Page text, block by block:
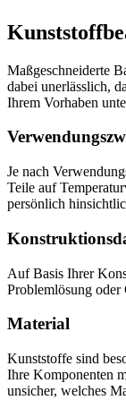
Maßgeschneiderte
dabei unerlässlich,
Ihrem Vorhaben
Je nach
Teile auf
persönlich
Auf Basis Ihrer
Problemlösung oder
Material
Kunststoffe sind
Ihre Komponenten
unsicher, welches